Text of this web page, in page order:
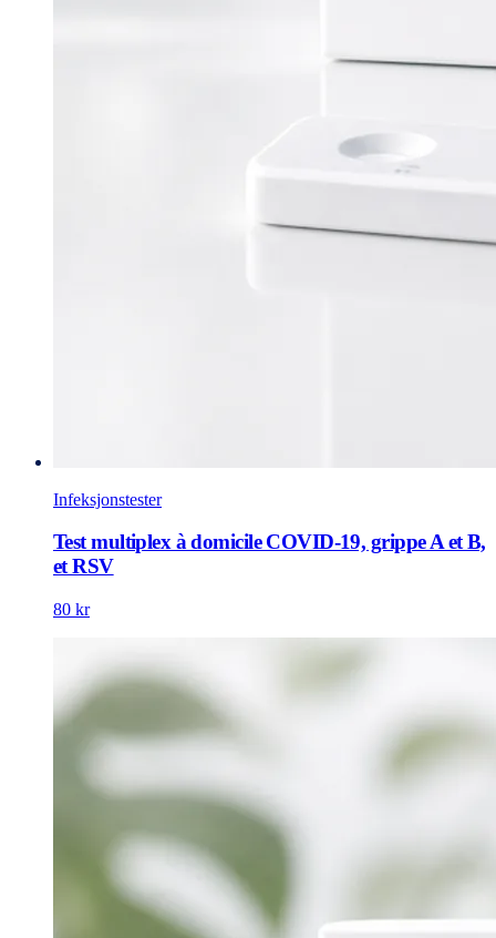
Infeksjonstester
Test multiplex à domicile COVID-19, grippe A et B,
et RSV
80 kr